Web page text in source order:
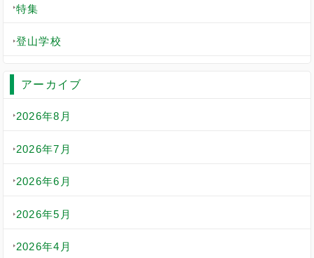
特集
登山学校
アーカイブ
2026年8月
2026年7月
2026年6月
2026年5月
2026年4月